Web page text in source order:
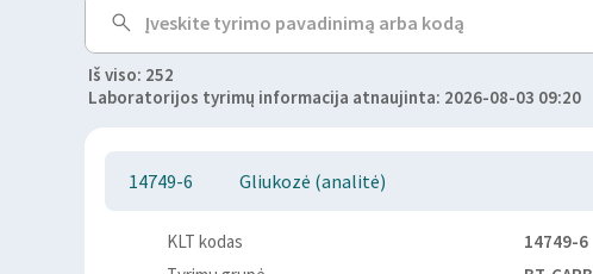
Iš viso: 252
Laboratorijos tyrimų informacija atnaujinta: 2026-08-03 09:20
14749-6 Gliukozė (analitė)
KLT kodas
14749-6